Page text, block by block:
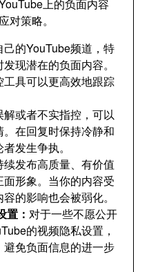
上的负面内容
对策略。
己的YouTube频道，特
现潜在的负面内容。
具可以更高效地跟踪
解或者不实指控，可以
在回复时保持冷静和
发生争执。
续发布高质量、有价值
形象。当你的内容受
的影响也会被弱化。
置：对于一些不愿公开
的视频隐私设置，
免负面信息的进一步